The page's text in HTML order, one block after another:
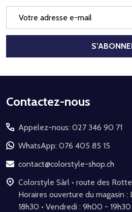
mail
Début
pied
de
page
Contactez-nous
Appelez-nous: 027 346 90 71
WhatsApp: 076 405 85 15
contact@colorstyle-shop.ch
Colorstyle Sàrl • route des Rottes 8 • 1964 Conthey •
Horaires ouverture du magasin : Lundi – jeudi : 9h00 –
18h30 • Vendredi : 9h00 -